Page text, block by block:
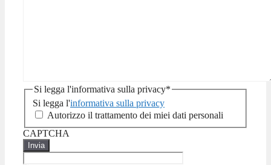
Si legga l'informativa sulla privacy*
Si legga l'informativa sulla privacy
Autorizzo il trattamento dei miei dati personali
CAPTCHA